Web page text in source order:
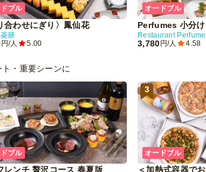
合わせにぎり〉鳳仙花
膳
円/人 5.00
ブル
Perfumes 小分
3,780円/人 4.58
オードブル
・重要シーンに
レンチ 贅沢コース 春夏版
ブル
＜加熱式容器で
3
オードブル